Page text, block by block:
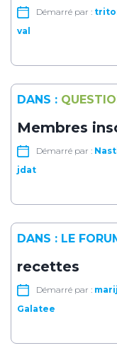
Démarré par :
val
Membres
Démarré par :
jdat
DANS :
recettes
Démarré par :
Galatee
DANS : LE